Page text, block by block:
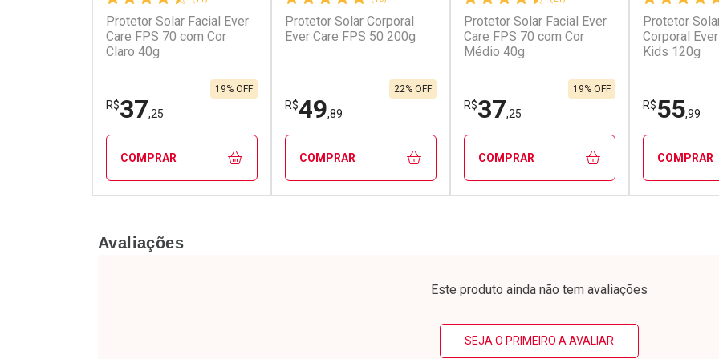
Ativar Desconto
Por R$ 48,23/cada
Por R$ 48,23/cada
Ativar Desconto Ativar Desconto
Por R$ 17,41/cada
Por R$ 17,41/cada
Ativar
Por R$
Por R$
Protetor Solar Facial Ever
Care FPS 70 com Cor
Claro 40g
R$37,25
19% OFF
COMPRAR
Laboratório
Por Menos
Protetor Solar Corporal
Ever Care FPS 50 200g
R$49,89
22% OFF
COMPRAR
Protetor Solar Facial Ever
Care FPS 70 com Cor
Médio 40g
R$37,25
19% OFF
COMPRAR
Protetor
Corporal
Kids 120g
R$55,99
COMPRAR
Avaliações
Este produto ainda não tem avaliações
SEJA O PRIMEIRO A AVALIAR